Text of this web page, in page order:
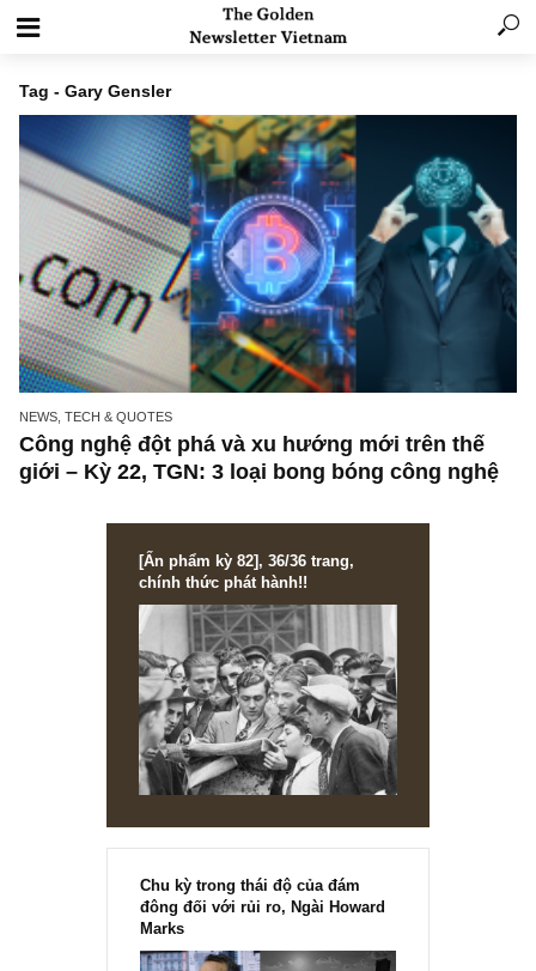
Tag - Gary Gensler
NEWS, TECH & QUOTES
giới – Kỳ 22, TGN: 3 loại bong bóng công
[Ấn phẩm kỳ 82], 36/36 trang,
chính thức phát hành!!